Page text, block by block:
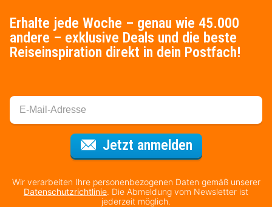
Erhalte jede Woche – genau wie 45.000
andere – exklusive Deals und die beste
Reiseinspiration direkt in dein Postfach!
Jetzt anmeldenFür den
Wir verarbeiten Ihre personenbezogenen Daten gemäß unserer
Datenschutzrichtlinie. Die Abmeldung vom Newsletter ist
jederzeit möglich.